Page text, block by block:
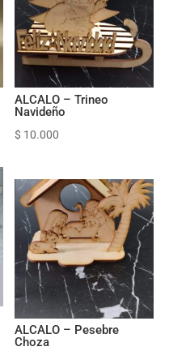
ALCALO – Trineo
Navideño
$ 10.000
ALCALO – Pesebre
Choza